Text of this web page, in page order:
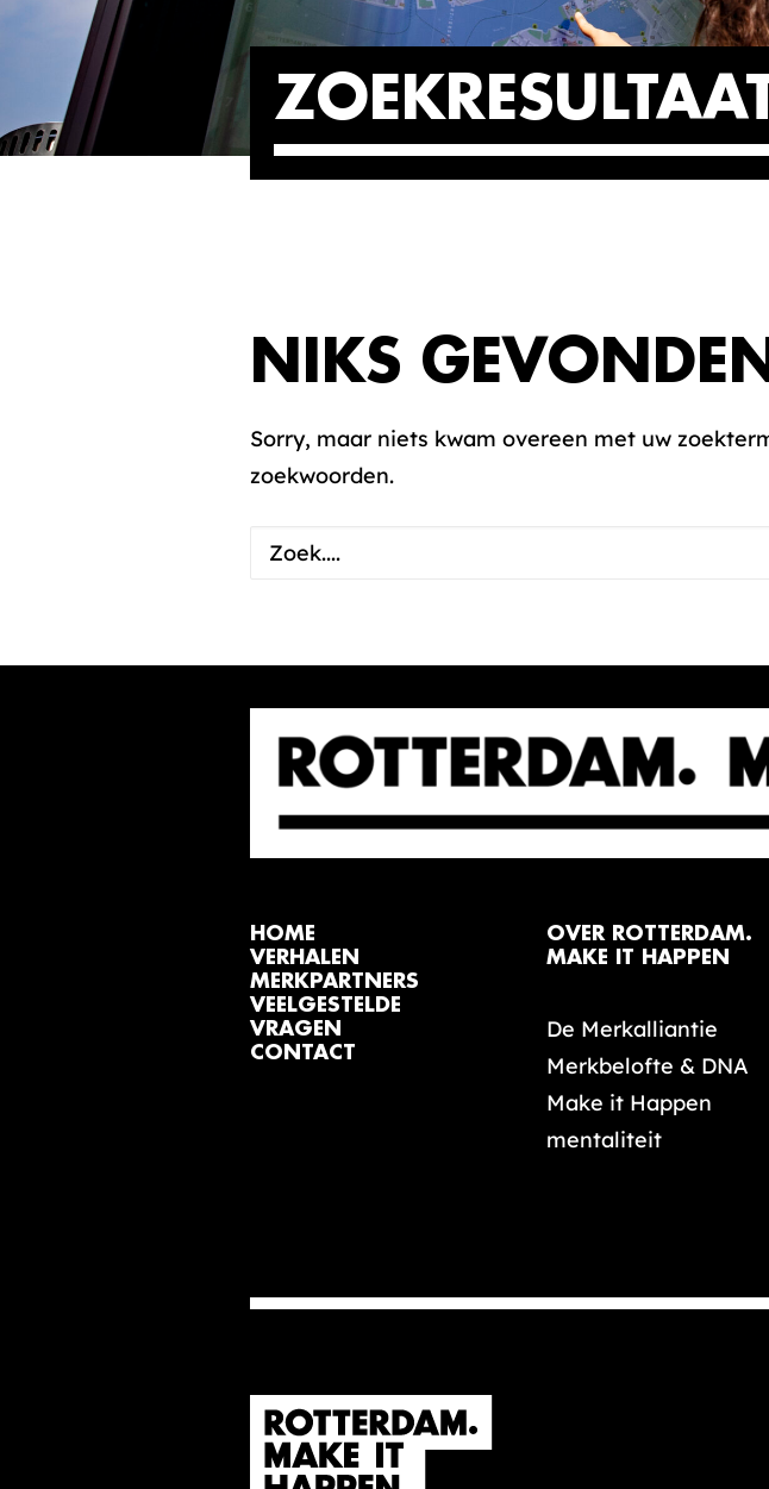
NIKS GEVONDEN
Sorry, maar niets kwam overeen met uw
zoekwoorden.
HOME
VERHALEN
MERKPARTNERS
VEELGESTELDE
VRAGEN
CONTACT
OVER ROTTERDAM.
MAKE IT HAPPEN
De Merkalliantie
Merkbelofte & DNA
Make it Happen
mentaliteit